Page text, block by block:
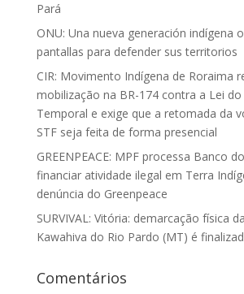
Pará
ONU: Una nueva generación indígena
pantallas para defender sus territorios
CIR: Movimento Indígena de Roraima
mobilização na BR-174 contra a Lei
Temporal e exige que a retomada da
STF seja feita de forma presencial
GREENPEACE: MPF processa Banco
financiar atividade ilegal em Terra
denúncia do Greenpeace
SURVIVAL: Vitória: demarcação física
Kawahiva do Rio Pardo (MT) é
Comentários